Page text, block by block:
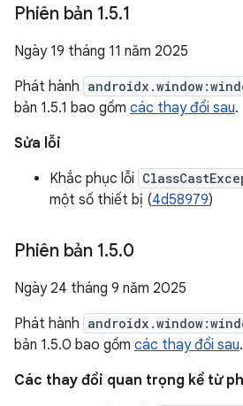
Phiên bản 1.5.1
Ngày 19 tháng 11 năm 2025
Phát hành
bản 1.5.1 bao gồm các thay đổi sau.
Sửa lỗi
Khắc phục lỗi
một số thiết bị (4d58979)
Phiên bản 1.5.0
Ngày 24 tháng 9 năm 2025
Phát hành
bản 1.5.0 bao gồm các thay đổi sau.
Các thay đổi quan trọng kể từ